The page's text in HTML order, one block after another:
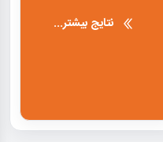
نتایج بیشتر...